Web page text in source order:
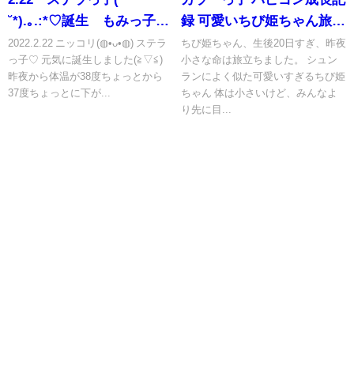
˘*).｡.:*♡誕生 もみっ子ち
ゃんに甥っ子＆姪っ子が出
来ました。さくらはおばさ
ん、紅葉はおばあちゃんに
2022.2.22 ニッコリ(◍•ᴗ•◍) ステラ
っ子♡ 元気に誕生しました(≧▽≦)
昨夜から体温が38度ちょっとから
37度ちょっとに下が...
録 可愛いちび姫ちゃん旅立
ちました。生まれてきてく
れてありがとう。🍀 オンラ
イン見学&ドックショー予
定
ちび姫ちゃん、生後20日すぎ、昨夜
小さな命は旅立ちました。 シュン
ランによく似た可愛いすぎるちび姫
ちゃん 体は小さいけど、みんなよ
り先に目...